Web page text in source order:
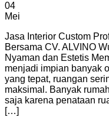
04
Mei
Jasa Interior Custom
Bersama CV. ALVINO
Nyaman dan Estetis
menjadi impian banyak
yang tepat, ruangan
maksimal. Banyak
saja karena penataan
[…]